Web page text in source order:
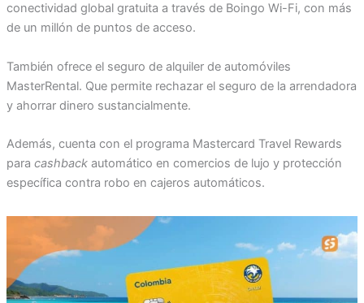
conectividad global gratuita a través de Boingo Wi-Fi, con más
de un millón de puntos de acceso.
También ofrece el seguro de alquiler de automóviles
MasterRental. Que permite rechazar el seguro de la arrendadora
y ahorrar dinero sustancialmente.
Además, cuenta con el programa Mastercard Travel Rewards
para cashbackautomático en comercios de lujo y protección
específica contra robo en cajeros automáticos.